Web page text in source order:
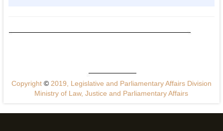
Copyright ©2019, Legislative and Parliamentary Affairs Division
Ministry of Law, Justice and Parliamentary Affairs